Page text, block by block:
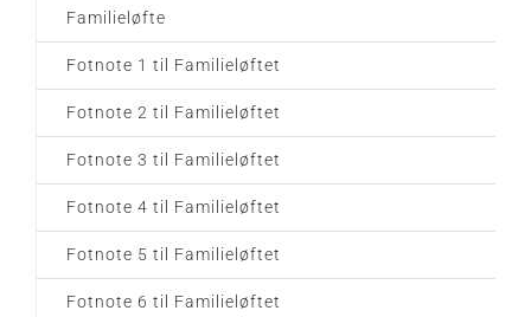
Familieløfte
Fotnote 1 til Familieløftet
Fotnote 2 til Familieløftet
Fotnote 3 til Familieløftet
Fotnote 4 til Familieløftet
Fotnote 5 til Familieløftet
Fotnote 6 til Familieløftet